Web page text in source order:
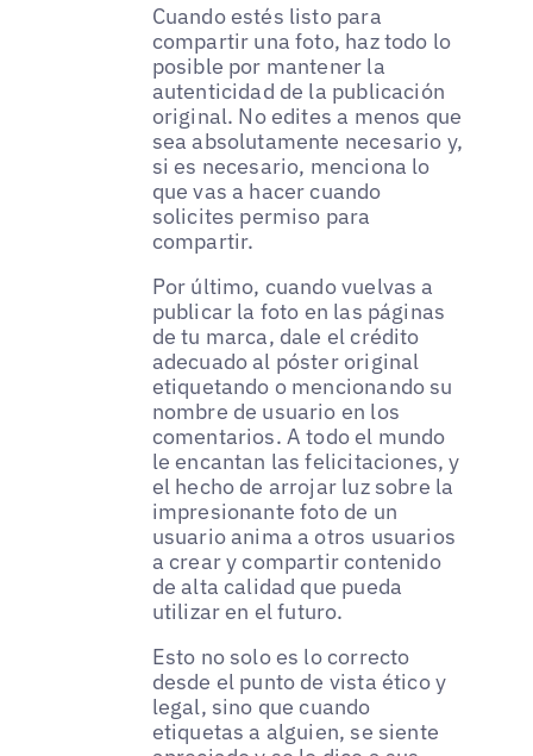
Cuando estés listo para
compartir una foto, haz todo lo
posible por mantener la
autenticidad de la publicación
original. No edites a menos que
sea absolutamente necesario y,
si es necesario, menciona lo
que vas a hacer cuando
solicites permiso para
compartir.
Por último, cuando vuelvas a
publicar la foto en las páginas
de tu marca, dale el crédito
adecuado al póster original
etiquetando o mencionando su
nombre de usuario en los
comentarios. A todo el mundo
le encantan las felicitaciones, y
el hecho de arrojar luz sobre la
impresionante foto de un
usuario anima a otros usuarios
a crear y compartir contenido
de alta calidad que pueda
utilizar en el futuro.
Esto no solo es lo correcto
desde el punto de vista ético y
legal, sino que cuando
etiquetas a alguien, se siente